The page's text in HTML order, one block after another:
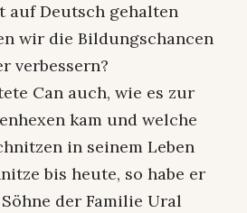
Deutsch gehalten
wir die Bildungschancen
verbessern?
Can auch, wie es zur
kam und welche
in seinem Leben
bis heute, so habe er
der Familie Ural